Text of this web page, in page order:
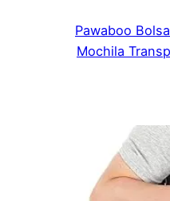
Pawaboo
Mochila